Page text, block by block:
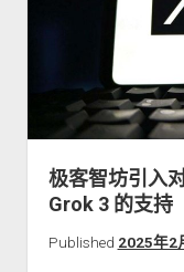
极客智坊引入
Grok 3 的支持
Published 2025年2